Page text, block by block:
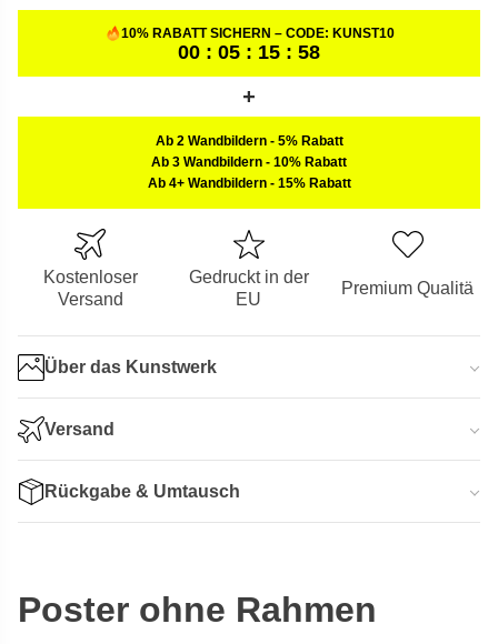
10% RABATT SICHERN – CODE: KUNST10
00 : 05 : 15 : 57
Ab 2 Wandbildern- 5% Rabatt
Ab 3 Wandbildern - 10% Rabatt
Ab 4+ Wandbildern- 15% Rabatt
Kostenloser
Versand
Gedruckt in der
EU
Premium Qualitä
Über das Kunstwerk
Versand
Rückgabe & Umtausch
Poster ohne Rahmen